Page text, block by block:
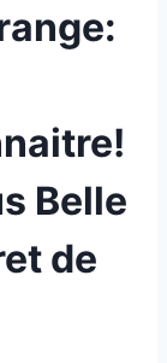
Belle
de